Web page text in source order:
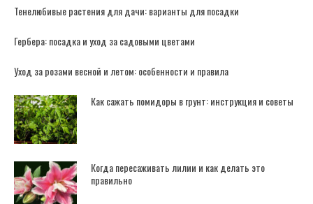
Тенелюбивые растения для дачи: варианты для посадки
Гербера: посадка и уход за садовыми цветами
Уход за розами весной и летом: особенности и правила
Как сажать помидоры в грунт: инструкция и советы
Когда пересаживать лилии и как делать это
правильно